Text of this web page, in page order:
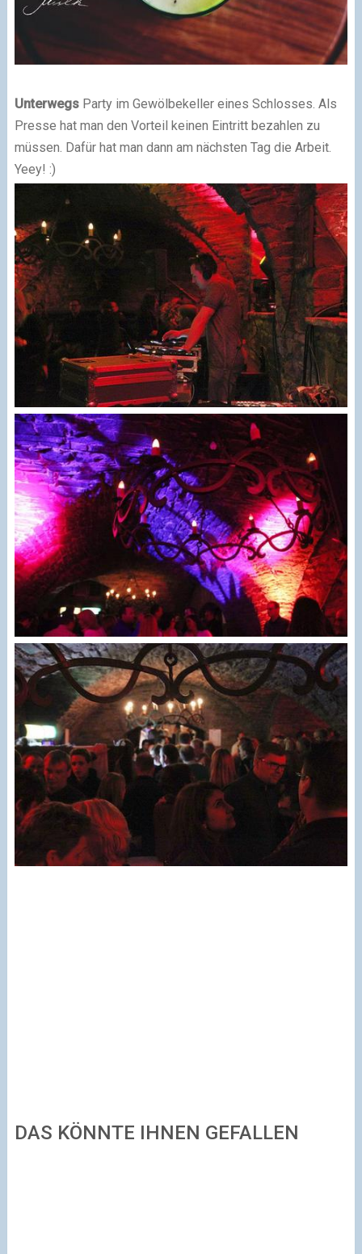
Unterwegs Party im Gewölbekeller eines Schlosses. Als
Presse hat man den Vorteil keinen Eintritt bezahlen zu
müssen. Dafür hat man dann am nächsten Tag die Arbeit.
Yeey! :)
DAS KÖNNTE IHNEN GEFALLEN